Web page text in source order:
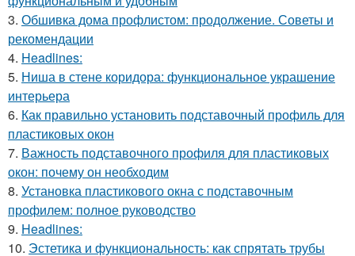
3. Обшивка дома профлистом: продолжение. Советы и
рекомендации
4. Headlines:
5. Ниша в стене коридора: функциональное украшение
интерьера
6. Как правильно установить подставочный профиль для
пластиковых окон
7. Важность подставочного профиля для пластиковых
окон: почему он необходим
8. Установка пластикового окна с подставочным
профилем: полное руководство
9. Headlines:
10. Эстетика и функциональность: как спрятать трубы